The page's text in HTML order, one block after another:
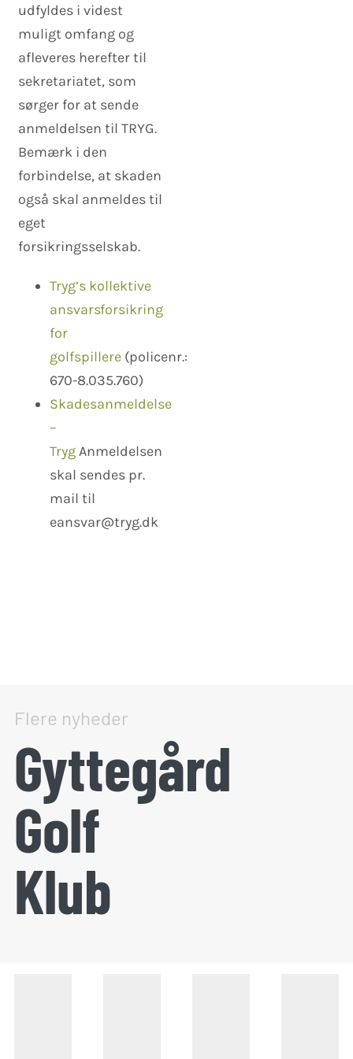
udfyldes i videst
muligt omfang og
afleveres herefter til
sekretariatet, som
sørger for at sende
anmeldelsen til TRYG.
Bemærk i den
forbindelse, at skaden
også skal anmeldes til
eget
forsikringsselskab.
Tryg’s kollektive
ansvarsforsikring
for
golfspillere (policenr.:
670-8.035.760)
Skadesanmeldelse
–
TrygAnmeldelsen
skal sendes pr.
mail til
eansvar@tryg.dk
Flere nyheder
Gyttegård
Golf
Klub